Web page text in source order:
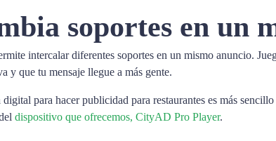
soportes en un
intercalar diferentes soportes en un mismo anuncio.
y que tu mensaje llegue a más gente.
para hacer publicidad para restaurantes es más
dispositivo que ofrecemos, CityAD Pro Player.